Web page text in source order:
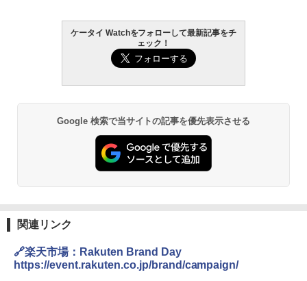
ケータイ Watchをフォローして最新記事をチ
ェック！
Google 検索で当サイトの記事を優先表示させる
関連リンク
🔗楽天市場：Rakuten Brand Day
https://event.rakuten.co.jp/brand/campaign/